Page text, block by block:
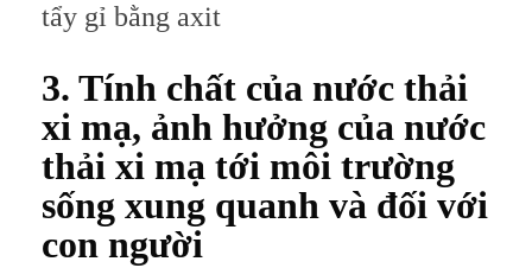
tẩy gỉ bằng axit
3. Tính chất của nước thải
xi mạ, ảnh hưởng của nước
thải xi mạ tới môi trường
sống xung quanh và đối với
con người